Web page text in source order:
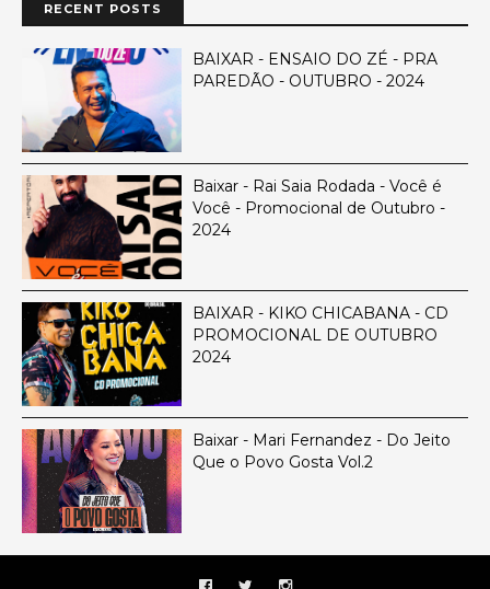
RECENT POSTS
BAIXAR - ENSAIO DO ZÉ - PRA
PAREDÃO - OUTUBRO - 2024
Baixar - Rai Saia Rodada - Você é
Você - Promocional de Outubro -
2024
BAIXAR - KIKO CHICABANA - CD
PROMOCIONAL DE OUTUBRO
2024
Baixar - Mari Fernandez - Do Jeito
Que o Povo Gosta Vol.2